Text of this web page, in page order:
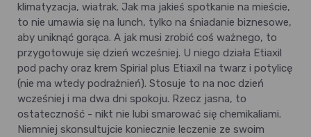
klimatyzacja, wiatrak. Jak ma jakieś spotkanie na mieście,
to nie umawia się na lunch, tylko na śniadanie biznesowe,
aby uniknąć gorąca. A jak musi zrobić coś ważnego, to
przygotowuje się dzień wcześniej. U niego działa Etiaxil
pod pachy oraz krem Spirial plus Etiaxil na twarz i potylicę
(nie ma wtedy podrażnień). Stosuje to na noc dzień
wcześniej i ma dwa dni spokoju. Rzecz jasna, to
ostateczność - nikt nie lubi smarować się chemikaliami.
Niemniej skonsultujcie koniecznie leczenie ze swoim